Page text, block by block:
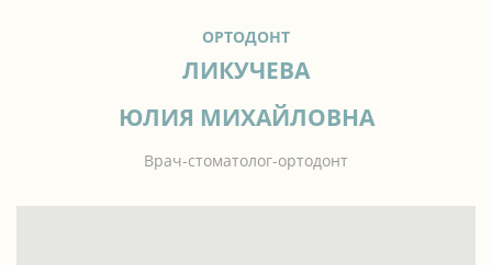
ОРТОДОНТ
ЛИКУЧЕВА
ЮЛИЯ МИХАЙЛОВНА
Врач-стоматолог-ортодонт